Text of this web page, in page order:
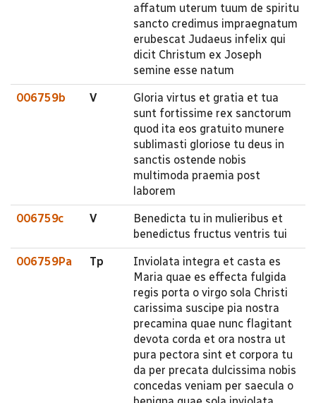
affatum uterum tuum de spiritu
sancto credimus impraegnatum
erubescat Judaeus infelix qui
dicit Christum ex Joseph
semine esse natum
006759b V
Gloria virtus et gratia et tua
sunt fortissime rex sanctorum
quod ita eos gratuito munere
sublimasti gloriose tu deus in
sanctis ostende nobis
multimoda praemia post
laborem
006759c V
Benedicta tu in mulieribus et
benedictus fructus ventris tui
006759Pa Tp
Inviolata integra et casta es
Maria quae es effecta fulgida
regis porta o virgo sola Christi
carissima suscipe pia nostra
precamina quae nunc flagitant
devota corda et ora nostra ut
pura pectora sint et corpora tu
da per precata dulcissima nobis
concedas veniam per saecula o